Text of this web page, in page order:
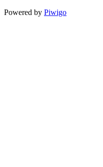
Powered by Piwigo